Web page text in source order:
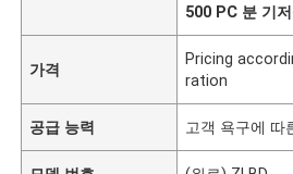
500 PC 분 기
가격
Pricing
ration
공급 능력 고객 욕구에 따